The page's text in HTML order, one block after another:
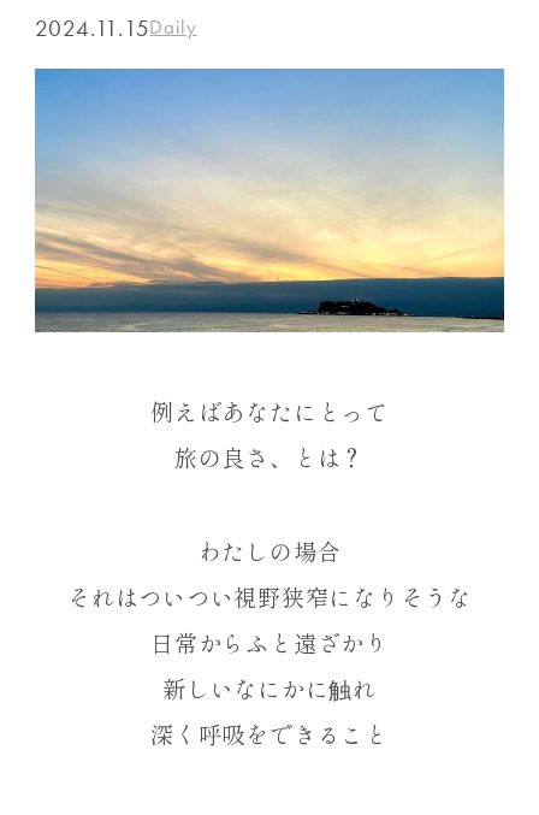
2024.11.15Daily
例えばあなたにとって
旅の良さ、とは？
わたしの場合
それはついつい視野狭窄になりそうな
日常からふと遠ざかり
新しいなにかに触れ
深く呼吸をできること